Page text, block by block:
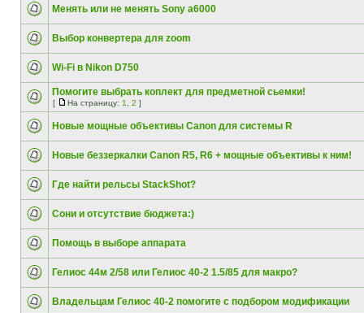
Менять или не менять Sony a6000
Выбор конвертера для zoom
Wi-Fi в Nikon D750
Помогите выбрать коплект для предметной сьемки!
[ На страницу: 1 2 ]
Новые мощные объективы Canon для системы R
Новые беззеркалки Canon R5, R6 + мощные объективы к ним!
Где найти рельсы StackShot?
Сони и отсутствие бюджета:)
Помощь в выборе аппарата
Гелиос 44м 2/58 или Гелиос 40-2 1.5/85 для макро?
Владельцам Гелиос 40-2 помогите с подбором модификации